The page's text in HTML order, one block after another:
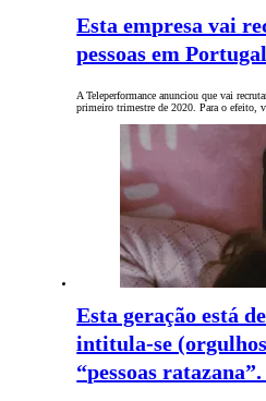
Esta empresa vai
pessoas em
A Teleperformance anunciou que vai
primeiro trimestre de 2020. Para o efeito,
Esta geração está
intitula-se
“pessoas